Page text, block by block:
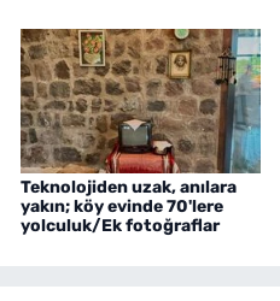
Teknolojiden uzak, anılara
yakın; köy evinde 70'lere
yolculuk/Ek fotoğraflar